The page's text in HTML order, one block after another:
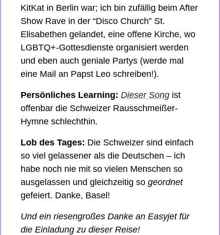
KitKat in Berlin war; ich bin zufällig beim After
Show Rave in der “Disco Church” St.
Elisabethen gelandet, eine offene Kirche, wo
LGBTQ+-Gottesdienste organisiert werden
und eben auch geniale Partys (werde mal
eine Mail an Papst Leo schreiben!).
Persönliches Learning: Dieser Song ist
offenbar die Schweizer Rausschmeißer-
Hymne schlechthin.
Lob des Tages: Die Schweizer sind einfach
so viel gelassener als die Deutschen – ich
habe noch nie mit so vielen Menschen so
ausgelassen und gleichzeitig so geordnet
gefeiert. Danke, Basel!
Und ein riesengroßes Danke an Easyjet für
die Einladung zu dieser Reise!